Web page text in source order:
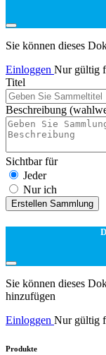
Sie können dieses
Einloggen Nur gültig
Titel
Beschreibung
Sichtbar für
Jeder
Nur ich
Erstellen Sammlung
Sie können dieses
hinzufügen
Einloggen Nur gültig
Produkte